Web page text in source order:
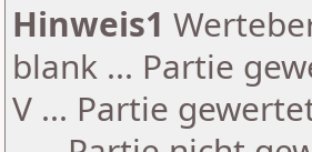
Hinweis1
blank ... Partie
V ... Partie